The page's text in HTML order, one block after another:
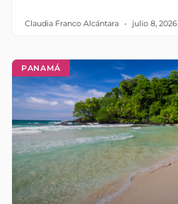
Claudia Franco Alcántara julio 8, 2026
PANAMÁ